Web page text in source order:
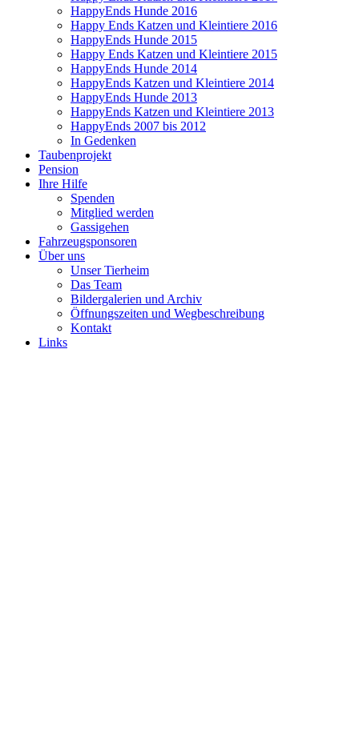
HappyEnds Hunde 2016
Happy Ends Katzen und Kleintiere 2016
HappyEnds Hunde 2015
Happy Ends Katzen und Kleintiere 2015
HappyEnds Hunde 2014
HappyEnds Katzen und Kleintiere 2014
HappyEnds Hunde 2013
HappyEnds Katzen und Kleintiere 2013
HappyEnds 2007 bis 2012
In Gedenken
Taubenprojekt
Pension
Ihre Hilfe
Spenden
Mitglied werden
Gassigehen
Fahrzeugsponsoren
Über uns
Unser Tierheim
Das Team
Bildergalerien und Archiv
Öffnungszeiten und Wegbeschreibung
Kontakt
Links